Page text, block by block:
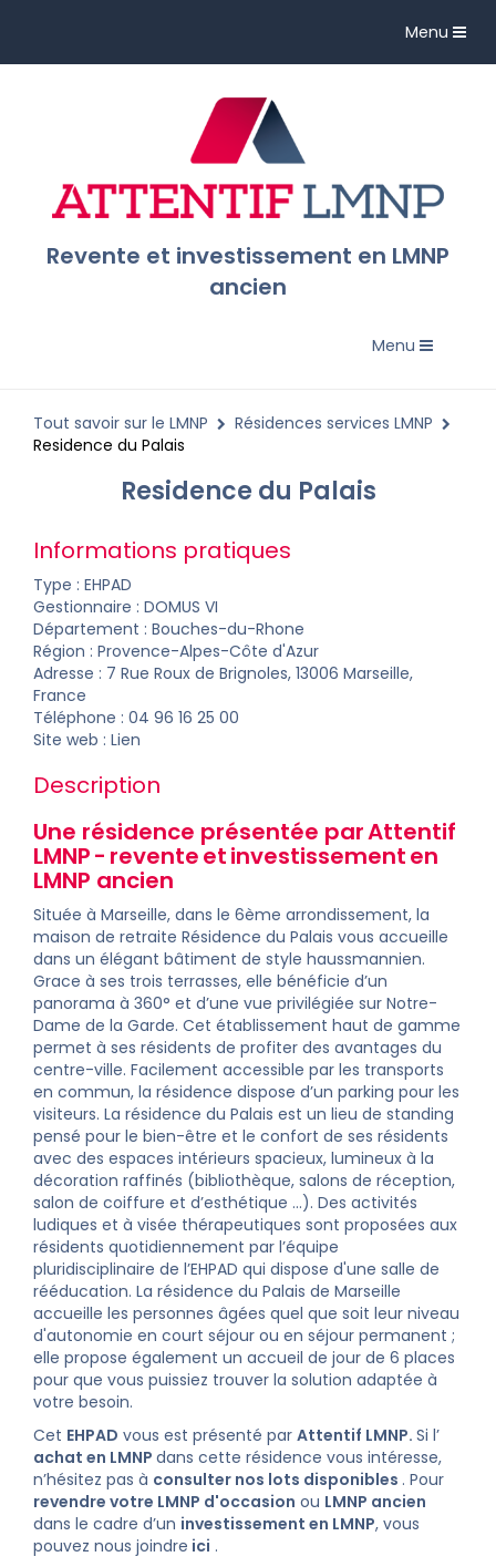
Toggle
Menu
Revente et investissement en LMNP
ancien
Toggle
Menu
Tout savoir sur le LMNP
Résidences services LMNP
Residence du Palais
Residence du Palais
Informations pratiques
Type : EHPAD
Gestionnaire : DOMUS VI
Département : Bouches-du-Rhone
Région : Provence-Alpes-Côte d'Azur
Adresse : 7 Rue Roux de Brignoles, 13006 Marseille,
France
Téléphone : 04 96 16 25 00
Site web : Lien
Description
Une résidence présentée par Attentif
LMNP - reventeetinvestissementen
LMNP ancien
Située à Marseille, dans le 6ème arrondissement, la
maison de retraite Résidence du Palais vous accueille
dans un élégant bâtiment de style haussmannien.
Grace à ses trois terrasses, elle bénéficie d’un
panorama à 360° et d’une vue privilégiée sur Notre-
Dame de la Garde. Cet établissement haut de gamme
permet à ses résidents de profiter des avantages du
centre-ville. Facilement accessible par les transports
en commun, la résidence dispose d’un parking pour les
visiteurs. La résidence du Palais est un lieu de standing
pensé pour le bien-être et le confort de ses résidents
avec des espaces intérieurs spacieux, lumineux à la
décoration raffinés (bibliothèque, salons de réception,
salon de coiffure et d’esthétique …). Des activités
ludiques et à visée thérapeutiques sont proposées aux
résidents quotidiennement par l’équipe
pluridisciplinaire de l’EHPAD qui dispose d'une salle de
rééducation. La résidence du Palais de Marseille
accueille les personnes âgées quel que soit leur niveau
d'autonomie en court séjour ou en séjour permanent ;
elle propose également un accueil de jour de 6 places
pour que vous puissiez trouver la solution adaptée à
votre besoin.
Cet EHPAD vous est présenté par Attentif LMNP. Si l’
achat en LMNP dans cette résidence vous intéresse,
n’hésitez pas à consulter nos lots disponibles . Pour
revendre votre LMNP d'occasion ou LMNP ancien
dans le cadre d’un investissement en LMNP, vous
pouvez nous joindre ici .